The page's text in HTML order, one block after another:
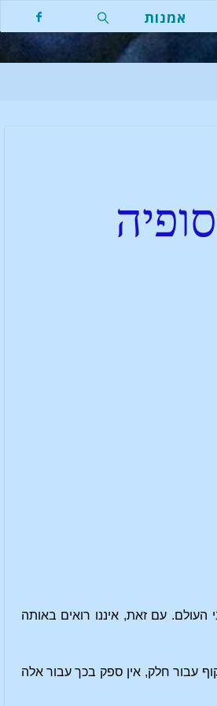
אמנות
העולם. עם זאת, איננו רואים באותה
עבור חלק, אין ספק בכך עבור אלה